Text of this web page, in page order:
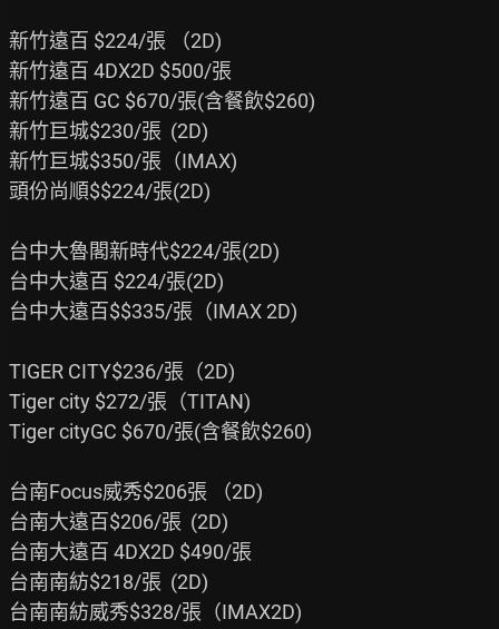
新竹遠百 $224/張 （2D)
新竹遠百 4DX2D $500/張
新竹遠百 GC $670/張(含餐飲$260)
新竹巨城$230/張  (2D)
新竹巨城$350/張（IMAX)
頭份尚順$$224/張(2D)
台中大魯閣新時代$224/張(2D)
台中大遠百 $224/張(2D)
台中大遠百$$335/張（IMAX 2D)
TIGER CITY$236/張（2D)
Tiger city $272/張（TITAN)
Tiger cityGC $670/張(含餐飲$260)
台南Focus威秀$206張 （2D)
台南大遠百$206/張  (2D)
台南大遠百 4DX2D $490/張
台南南紡$218/張  (2D)
台南南紡威秀$328/張（IMAX2D)